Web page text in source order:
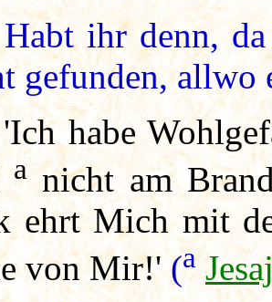
Habt ihr denn,
gefunden, allwo
'Ich habe
anicht am
ehrt Mich mit
von Mir!' (a